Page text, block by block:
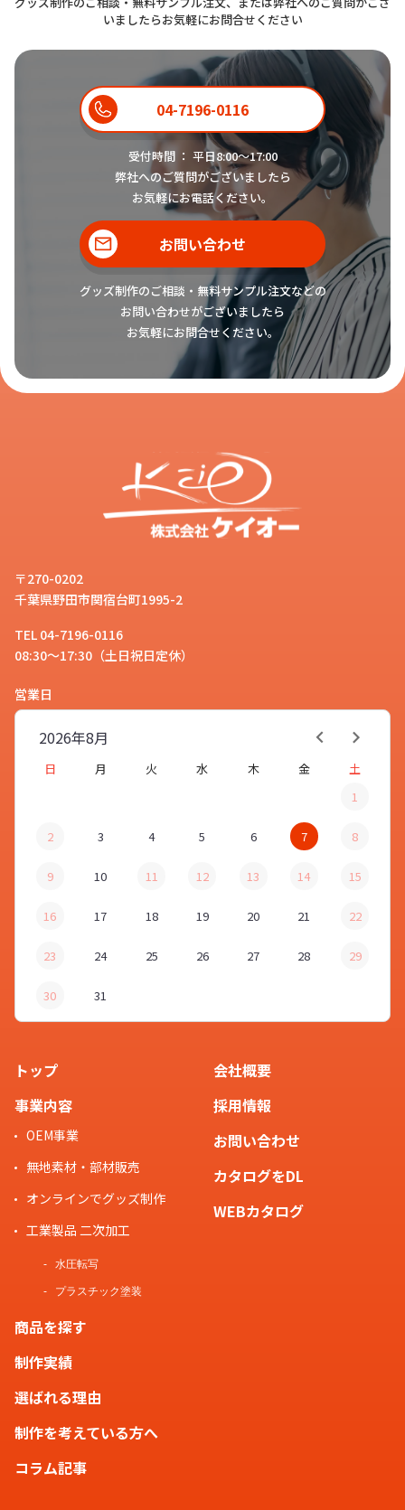
まず著作権や肖像権を侵害していな
いかの確認に注意が必要
です。ま
た、色味はPantone指定などで伝え
ると正確性が増します。
納期やロッ
ト、仕上がりイメージの擦り合わせ
も重要ですので打ち合わせ段階でし
っかり確認します。
お客様
海外生産キーホルダーの品質は大丈
夫ですか？
ケイオーでは長年取引のある信頼で
質管理スタッフによる検品を徹底し
ており、量産前にお客様にも現物サ
ンプルをご確認いただくことも可能
ですので安心してご依頼ください。
が丁寧に対応いたします
お客様
海外生産キーホルダーにはどんな素
ル、ラバー、PUなどさまざまござ
おりますので、ご希望のデザインや
イメージをお聞かせください
。用途
きます。
ントはありますか？
スタッフ
ーゲット層に合ったデザイン・機能
性が重要です 。たとえば、若年層向
けなら可愛いラバー素材、ビジネス
おすすめです。また、配布シーン・
海外生産でのコスト削減以外のメリ
ットは何ですか？
いましたらお気軽にお問合せください
04-7196-0116
受付時間 ： 平日8:00〜17:00
弊社へのご質問がございましたら
お気軽にお電話ください。
お問い合わせ
グッズ制作のご相談・無料サンプル注文などの
お問い合わせがございましたら
お気軽にお問合せください。
〒270-0202
千葉県野田市関宿台町1995-2
TEL 04-7196-0116
08:30～17:30（土日祝日定休）
営業日
8月
2026年
日 月 火 水 木 金
土
1
2 3 4 5 6 7 8
9 10 11 12 13 14 15
16 17 18 19 20 21 22
23 24 25 26 27 28 29
30 31
トップ
事業内容
OEM事業
無地素材・部材販売
オンラインでグッズ制作
工業製品 二次加工
水圧転写
プラスチック塗装
商品を探す
制作実績
選ばれる理由
制作を考えている方へ
コラム記事
会社概要
採用情報
お問い合わせ
カタログをDL
WEBカタログ